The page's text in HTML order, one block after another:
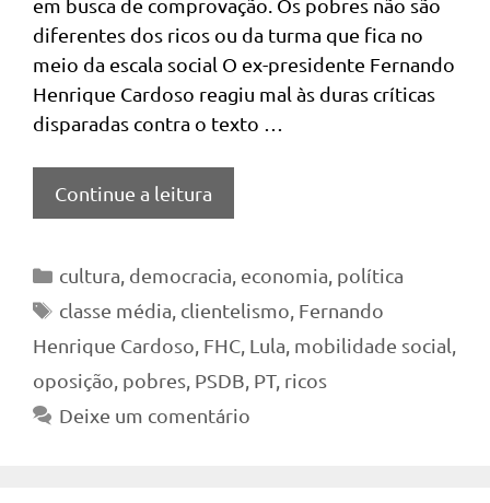
em busca de comprovação. Os pobres não são
diferentes dos ricos ou da turma que fica no
meio da escala social O ex-presidente Fernando
Henrique Cardoso reagiu mal às duras críticas
disparadas contra o texto …
Continue a leitura
Categorias
cultura democracia economia política
Tags
classe média clientelismo Fernando
Henrique Cardoso FHC Lula mobilidade social
oposição pobres PSDB PT, ricos
Deixe um comentário